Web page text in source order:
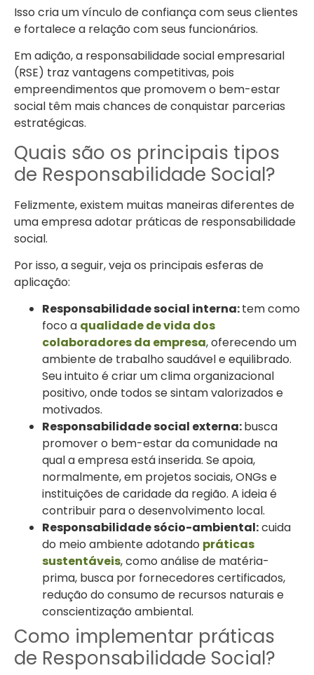
Isso cria um vínculo de confiança com seus clientes
e fortalece a relação com seus funcionários.
Em adição, a responsabilidade social empresarial
(RSE) traz vantagens competitivas, pois
empreendimentos que promovem o bem-estar
social têm mais chances de conquistar parcerias
estratégicas.
Quais são os principais tipos
de Responsabilidade Social?
Felizmente, existem muitas maneiras diferentes de
uma empresa adotar práticas de responsabilidade
social.
Por isso, a seguir, veja os principais esferas de
aplicação:
Responsabilidade social interna:tem como
foco a qualidade de vida dos
colaboradores da empresa, oferecendo um
ambiente de trabalho saudável e equilibrado.
Seu intuito é criar um clima organizacional
positivo, onde todos se sintam valorizados e
motivados.
Responsabilidade social externa:busca
promover o bem-estar da comunidade na
qual a empresa está inserida. Se apoia,
normalmente, em projetos sociais, ONGs e
instituições de caridade da região. A ideia é
contribuir para o desenvolvimento local.
Responsabilidade sócio-ambiental:cuida
do meio ambiente adotando práticas
sustentáveis, como análise de matéria-
prima, busca por fornecedores certificados,
redução do consumo de recursos naturais e
conscientização ambiental.
Como implementar práticas
de Responsabilidade Social?